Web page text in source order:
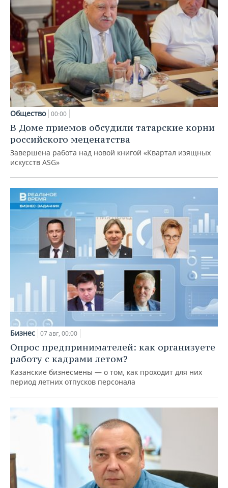
Общество 00:00
В Доме приемов обсудили татарские корни
российского меценатства
Завершена работа над новой книгой «Квартал изящных
искусств ASG»
Бизнес 07 авг, 00:00
Опрос предпринимателей: как организуете
работу с кадрами летом?
Казанские бизнесмены — о том, как проходит для них
период летних отпусков персонала